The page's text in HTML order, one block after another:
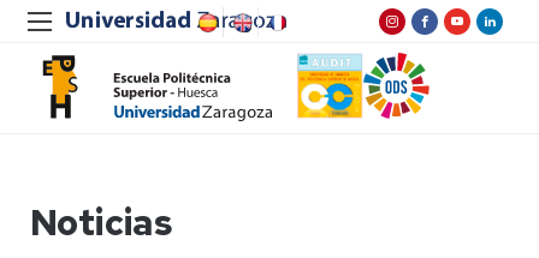
Noticias